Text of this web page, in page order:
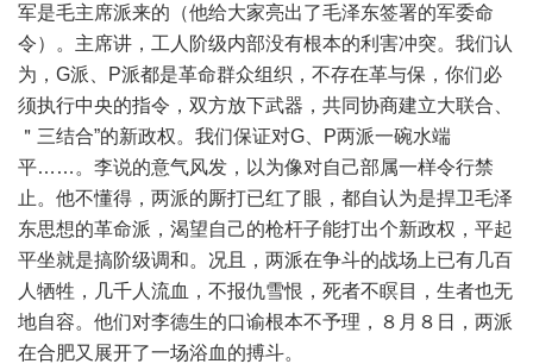
军是毛主席派来的（他给大家亮出了毛泽东签署的军委命
令）。主席讲，工人阶级内部没有根本的利害冲突。我们认
为，G派、P派都是革命群众组织，不存在革与保，你们必
须执行中央的指令，双方放下武器，共同协商建立大联合、
＂三结合”的新政权。我们保证对G、P两派一碗水端
平……。李说的意气风发，以为像对自己部属一样令行禁
止。他不懂得，两派的厮打已红了眼，都自认为是捍卫毛泽
东思想的革命派，渴望自己的枪杆子能打出个新政权，平起
平坐就是搞阶级调和。况且，两派在争斗的战场上已有几百
人牺牲，几千人流血，不报仇雪恨，死者不瞑目，生者也无
地自容。他们对李德生的口谕根本不予理，８月８日，两派
在合肥又展开了一场浴血的搏斗。